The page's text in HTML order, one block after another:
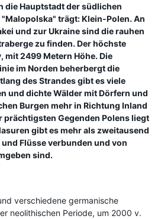
die Hauptstadt der südlichen
"Malopolska" trägt: Klein-Polen. An
und zur Ukraine sind die rauhen
zu finden. Der höchste
mit 2499 Metern Höhe. Die
im Norden beherbergt die
des Strandes gibt es viele
und dichte Wälder mit Dörfern und
Burgen mehr in Richtung Inland
prächtigsten Gegenden Polens liegt
gibt es mehr als zweitausend
Flüsse verbunden und von
sind.
verschiedene germanische
neolithischen Periode, um 2000 v.